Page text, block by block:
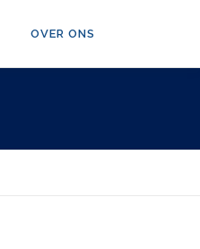
OVER ONS